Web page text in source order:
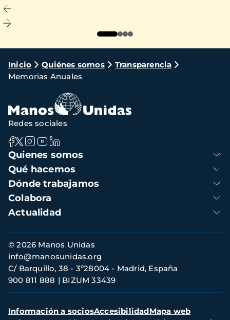
Ruta
de
navegación
Inicio Quiénes somos
Transparencia
Memorias Anuales
Navegación
principal
Quienes somos
Qué hacemos
Dónde trabajamos
Colabora
Actualidad
Redes sociales
Información
de
contacto
© 2026 Manos Unidas
C/ Barquillo, 38 - 3º28004 - Madrid, España
900 811 888
BIZUM 33439
info@manosunidas.org
Menú
Información a sociosAccesibilidadMapa web